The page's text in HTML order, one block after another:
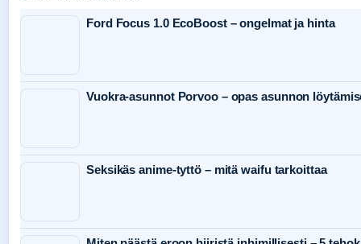
Ford Focus 1.0 EcoBoost – ongelmat ja hinta
Vuokra-asunnot Porvoo – opas asunnon
Seksikäs anime-tyttö – mitä waifu tarkoittaa